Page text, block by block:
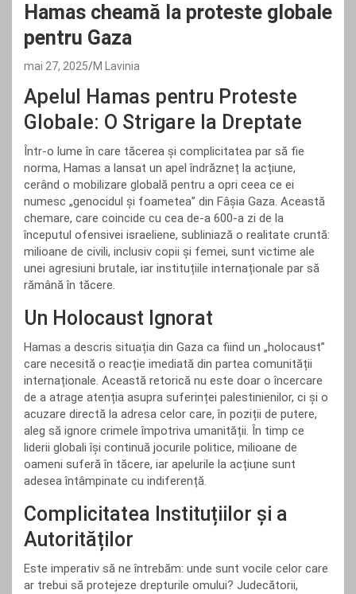
Hamas cheamă la proteste globale
pentru Gaza
mai 27, 2025 M Lavinia
Apelul Hamas pentru Proteste
Globale: O Strigare la Dreptate
Într-o lume în care tăcerea și complicitatea par să fie
norma, Hamas a lansat un apel îndrăzneț la acțiune,
cerând o mobilizare globală pentru a opri ceea ce ei
numesc „genocidul și foametea” din Fâșia Gaza. Această
chemare, care coincide cu cea de-a 600-a zi de la
începutul ofensivei israeliene, subliniază o realitate cruntă:
milioane de civili, inclusiv copii și femei, sunt victime ale
unei agresiuni brutale, iar instituțiile internaționale par să
rămână în tăcere.
Un Holocaust Ignorat
Hamas a descris situația din Gaza ca fiind un „holocaust”
care necesită o reacție imediată din partea comunității
internaționale. Această retorică nu este doar o încercare
de a atrage atenția asupra suferinței palestinienilor, ci și o
acuzare directă la adresa celor care, în poziții de putere,
aleg să ignore crimele împotriva umanității. În timp ce
liderii globali își continuă jocurile politice, milioane de
oameni suferă în tăcere, iar apelurile la acțiune sunt
adesea întâmpinate cu indiferență.
Complicitatea Instituțiilor și a
Autorităților
Este imperativ să ne întrebăm: unde sunt vocile celor care
ar trebui să protejeze drepturile omului? Judecătorii,